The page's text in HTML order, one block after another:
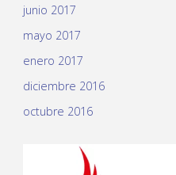
junio 2017
mayo 2017
enero 2017
diciembre 2016
octubre 2016